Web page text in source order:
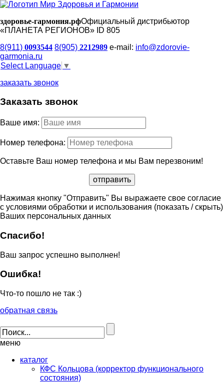
здоровье-гармония.рфОфициальный дистрибьютор
«ПЛАНЕТА РЕГИОНОВ» ID 805
8(911) 0093544 8(905) 2212989 e-mail: info@zdorovie-
garmonia.ru
Select Language ▼
заказать звонок
Заказать звонок
Ваше имя:
Номер телефона:
Оставьте Ваш номер телефона и мы Вам перезвоним!
Нажимая кнопку "Отправить" Вы выражаете свое согласие
с условиями обработки и использования (показать / скрыть)
Ваших персональных данных
Спасибо!
Ваш запрос успешно выполнен!
Ошибка!
Что-то пошло не так :)
обратная связь
меню
каталог
КФС Кольцова (корректор функционального
состояния)